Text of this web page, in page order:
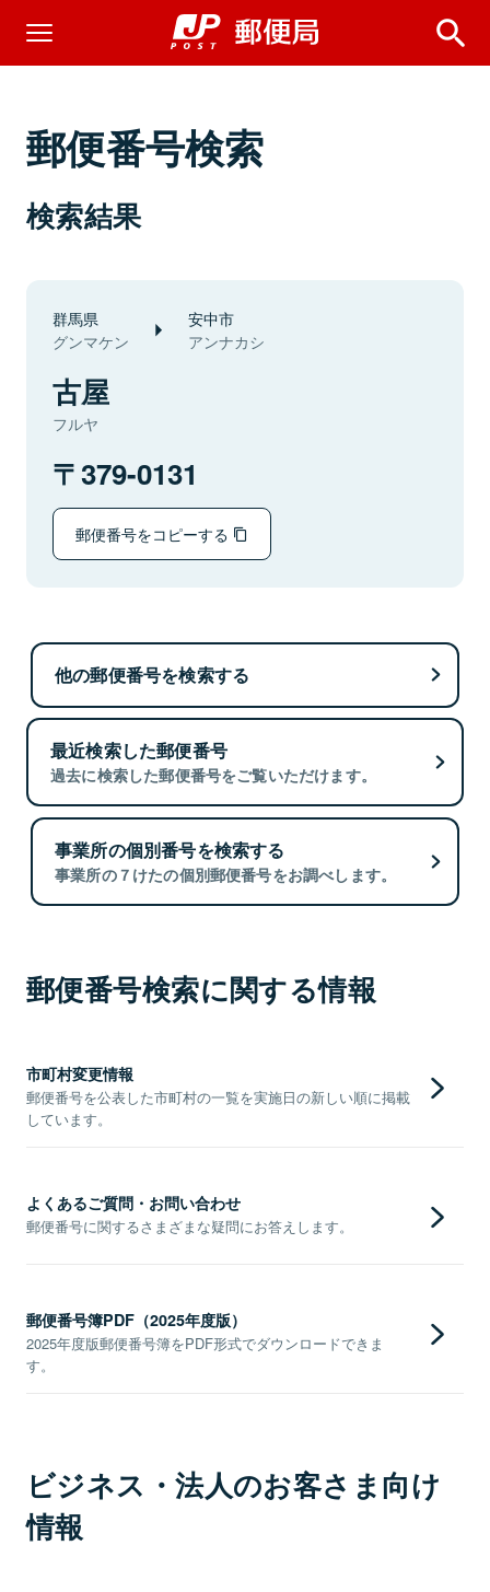
郵便番号検索
検索結果
群馬県
グンマケン
安中市
アンナカシ
古屋
フルヤ
379-0131
郵便番号をコピーする
他の郵便番号を検索する
最近検索した郵便番号
過去に検索した郵便番号をご覧いただけます。
事業所の個別番号を検索する
事業所の７けたの個別郵便番号をお調べします。
郵便番号検索に関する情報
市町村変更情報
郵便番号を公表した市町村の一覧を実施日の新しい順に掲載
しています。
よくあるご質問・お問い合わせ
郵便番号に関するさまざまな疑問にお答えします。
郵便番号簿PDF（2025年度版）
2025年度版郵便番号簿をPDF形式でダウンロードできま
す。
ビジネス・法人のお客さま向け
情報